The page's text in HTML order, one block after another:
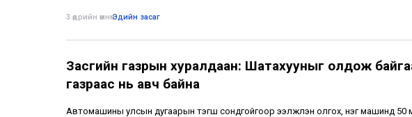
3 өдрийн өмнө•Эдийн засаг
Засгийн газрын хуралдаан: Шатахууныг олдож
газраас нь авч байна
Автомашины улсын дугаарын тэгш сондгойгоор ээлжлэн олгох, нэг машинд 50